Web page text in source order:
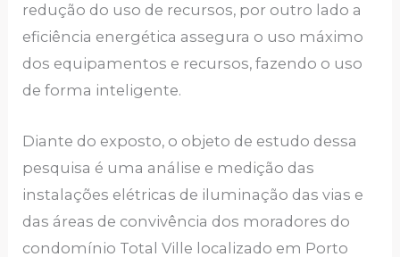
redução do uso de recursos, por outro lado a
eficiência energética assegura o uso máximo
dos equipamentos e recursos, fazendo o uso
de forma inteligente.
Diante do exposto, o objeto de estudo dessa
pesquisa é uma análise e medição das
instalações elétricas de iluminação das vias e
das áreas de convivência dos moradores do
condomínio Total Ville localizado em Porto